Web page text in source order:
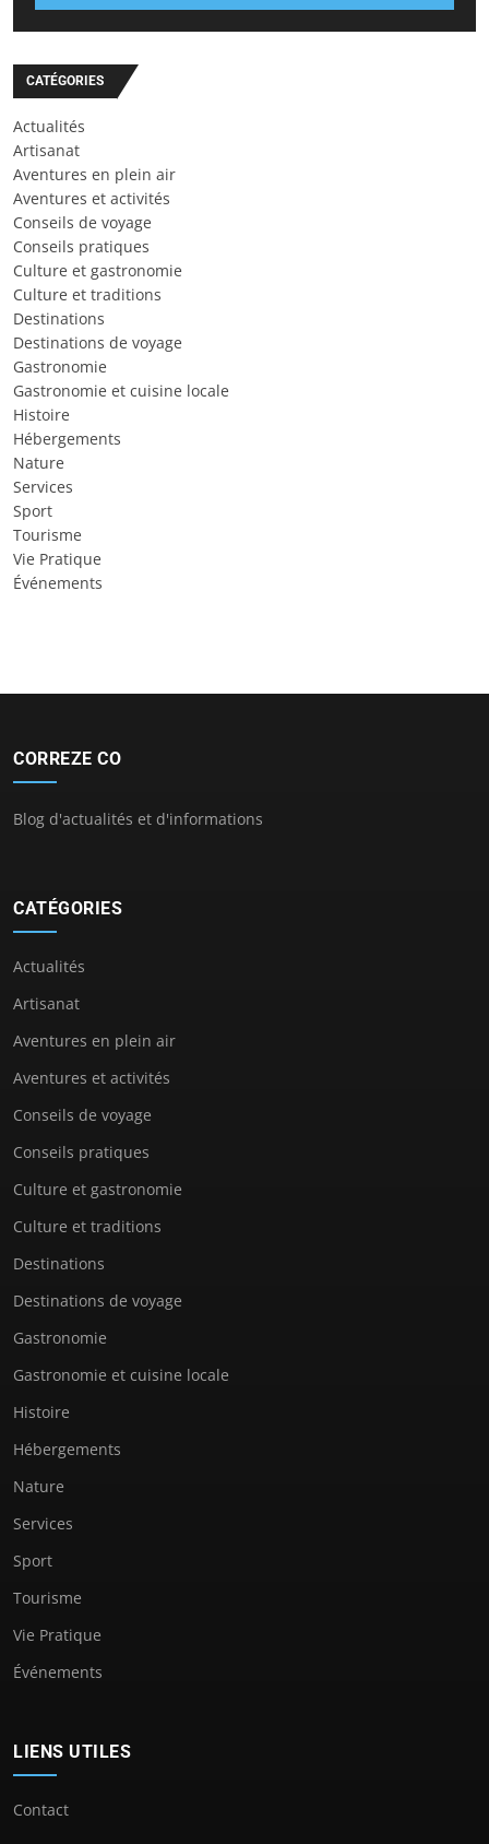
CATÉGORIES
Actualités
Artisanat
Aventures en plein air
Aventures et activités
Conseils de voyage
Conseils pratiques
Culture et gastronomie
Culture et traditions
Destinations
Destinations de voyage
Gastronomie
Gastronomie et cuisine locale
Histoire
Hébergements
Nature
Services
Sport
Tourisme
Vie Pratique
Événements
CORREZE CO
Blog d'actualités et d'informations
CATÉGORIES
Actualités
Artisanat
Aventures en plein air
Aventures et activités
Conseils de voyage
Conseils pratiques
Culture et gastronomie
Culture et traditions
Destinations
Destinations de voyage
Gastronomie
Gastronomie et cuisine locale
Histoire
Hébergements
Nature
Services
Sport
Tourisme
Vie Pratique
Événements
LIENS UTILES
Contact